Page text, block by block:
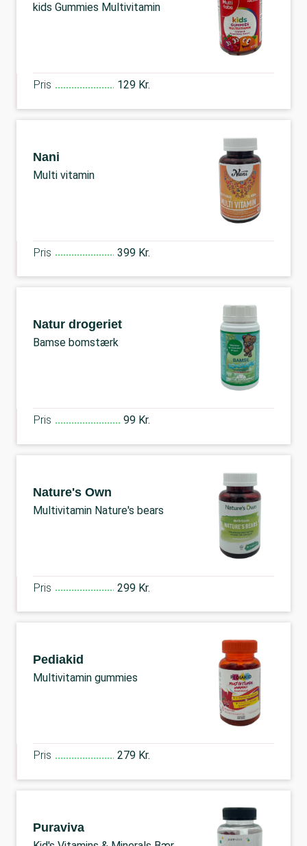
kids Gummies Multivitamin
Pris 129 Kr.
Nani
Multi vitamin
Pris 399 Kr.
Natur drogeriet
Bamse bomstærk
Pris 99 Kr.
Nature's Own
Multivitamin Nature's bears
Pris 299 Kr.
Pediakid
Multivitamin gummies
Pris 279 Kr.
Puraviva